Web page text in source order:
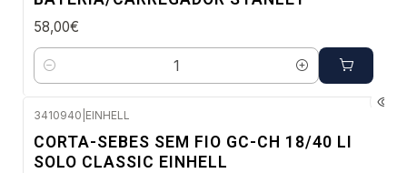
58,00€
Quantidade
3410940 EINHELL
CORTA-SEBES SEM FIO GC-CH 18/40 LI
SOLO CLASSIC EINHELL